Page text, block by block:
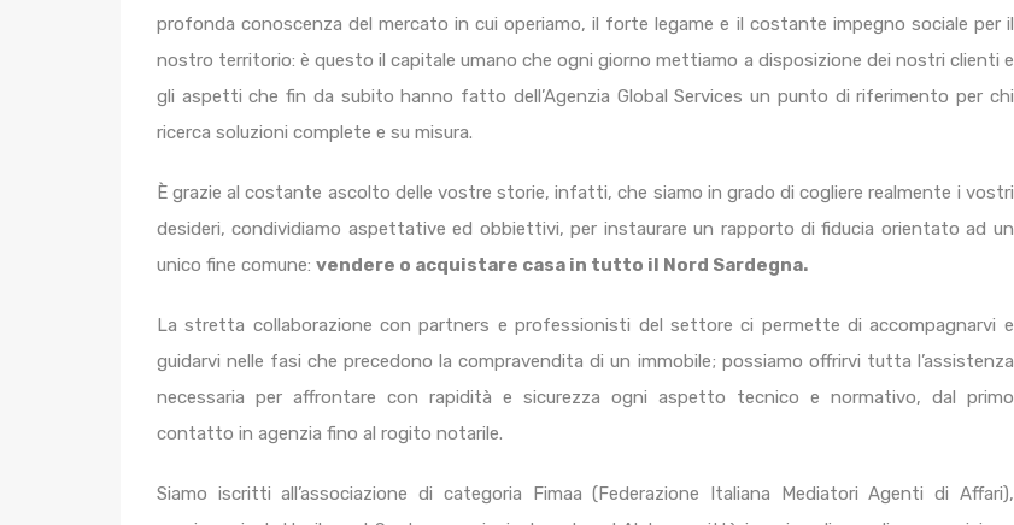
profonda conoscenza del mercato in cui operiamo, il forte legame e il costante impegno sociale per il
nostro territorio: è questo il capitale umano che ogni giorno mettiamo a disposizione dei nostri clienti e
gli aspetti che fin da subito hanno fatto dell’Agenzia Global Services un punto di riferimento per chi
ricerca soluzioni complete e su misura.
È grazie al costante ascolto delle vostre storie, infatti, che siamo in grado di cogliere realmente i vostri
desideri, condividiamo aspettative ed obbiettivi, per instaurare un rapporto di fiducia orientato ad un
unico fine comune: vendere o acquistare casa in tutto il Nord Sardegna.
La stretta collaborazione con partners e professionisti del settore ci permette di accompagnarvi e
guidarvi nelle fasi che precedono la compravendita di un immobile; possiamo offrirvi tutta l’assistenza
necessaria per affrontare con rapidità e sicurezza ogni aspetto tecnico e normativo, dal primo
contatto in agenzia fino al rogito notarile.
Siamo iscritti all’associazione di categoria Fimaa (Federazione Italiana Mediatori Agenti di Affari),